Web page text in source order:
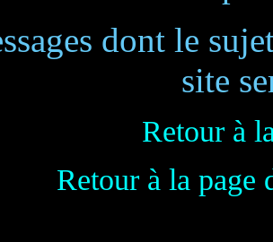
dont le
site
Retour à
Retour à la page